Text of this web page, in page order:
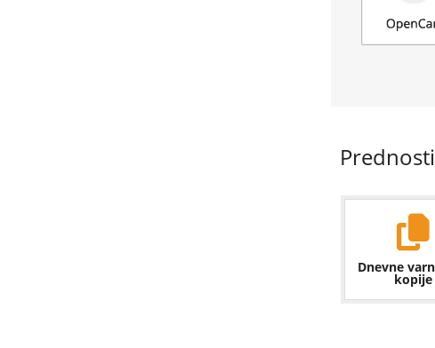
Dnevne
kopije